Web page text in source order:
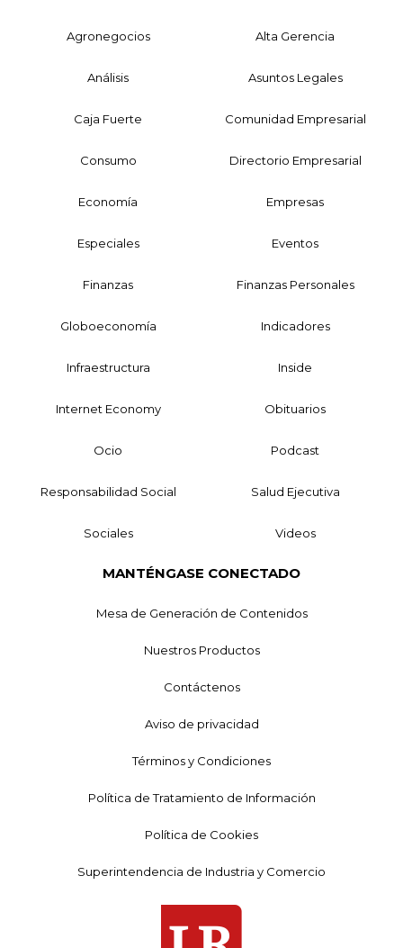
Agronegocios Alta Gerencia
Análisis Asuntos Legales
Caja Fuerte Comunidad Empresarial
Consumo Directorio Empresarial
Economía Empresas
Especiales Eventos
Finanzas Finanzas Personales
Globoeconomía Indicadores
Infraestructura Inside
Internet Economy Obituarios
Ocio Podcast
Responsabilidad Social Salud Ejecutiva
Sociales Videos
MANTÉNGASE CONECTADO
Mesa de Generación de Contenidos
Nuestros Productos
Contáctenos
Aviso de privacidad
Términos y Condiciones
Política de Tratamiento de Información
Política de Cookies
Superintendencia de Industria y Comercio